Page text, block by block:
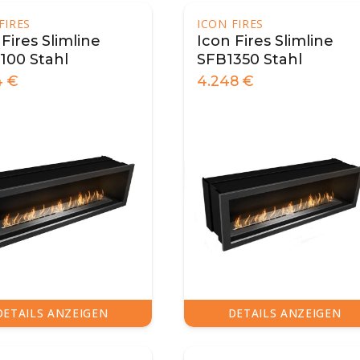
Slimline
Stahl
€
ANZEIGEN
ICON FIRES
Icon Fires Slimline
SFB1350 Stahl
4.248 €
DETAILS ANZEIGEN